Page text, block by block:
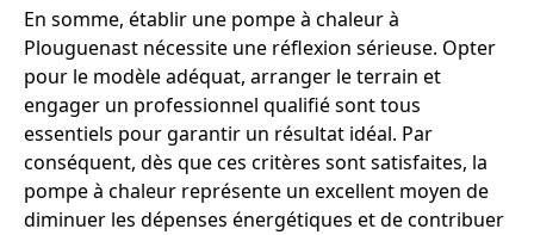
En somme, établir une pompe à chaleur à
Plouguenast nécessite une réflexion sérieuse. Opter
pour le modèle adéquat, arranger le terrain et
engager un professionnel qualifié sont tous
essentiels pour garantir un résultat idéal. Par
conséquent, dès que ces critères sont satisfaites, la
pompe à chaleur représente un excellent moyen de
diminuer les dépenses énergétiques et de contribuer